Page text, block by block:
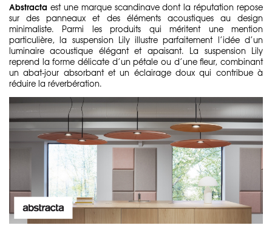
Abstracta est une marque scandinave dont la réputation repose
sur des panneaux et des éléments acoustiques au design
minimaliste. Parmi les produits qui méritent une mention
particulière, la suspension Lily illustre parfaitement l’idée d’un
luminaire acoustique élégant et apaisant. La suspension Lily
reprend la forme délicate d’un pétale ou d’une fleur, combinant
un abat-jour absorbant et un éclairage doux qui contribue à
réduire la réverbération.